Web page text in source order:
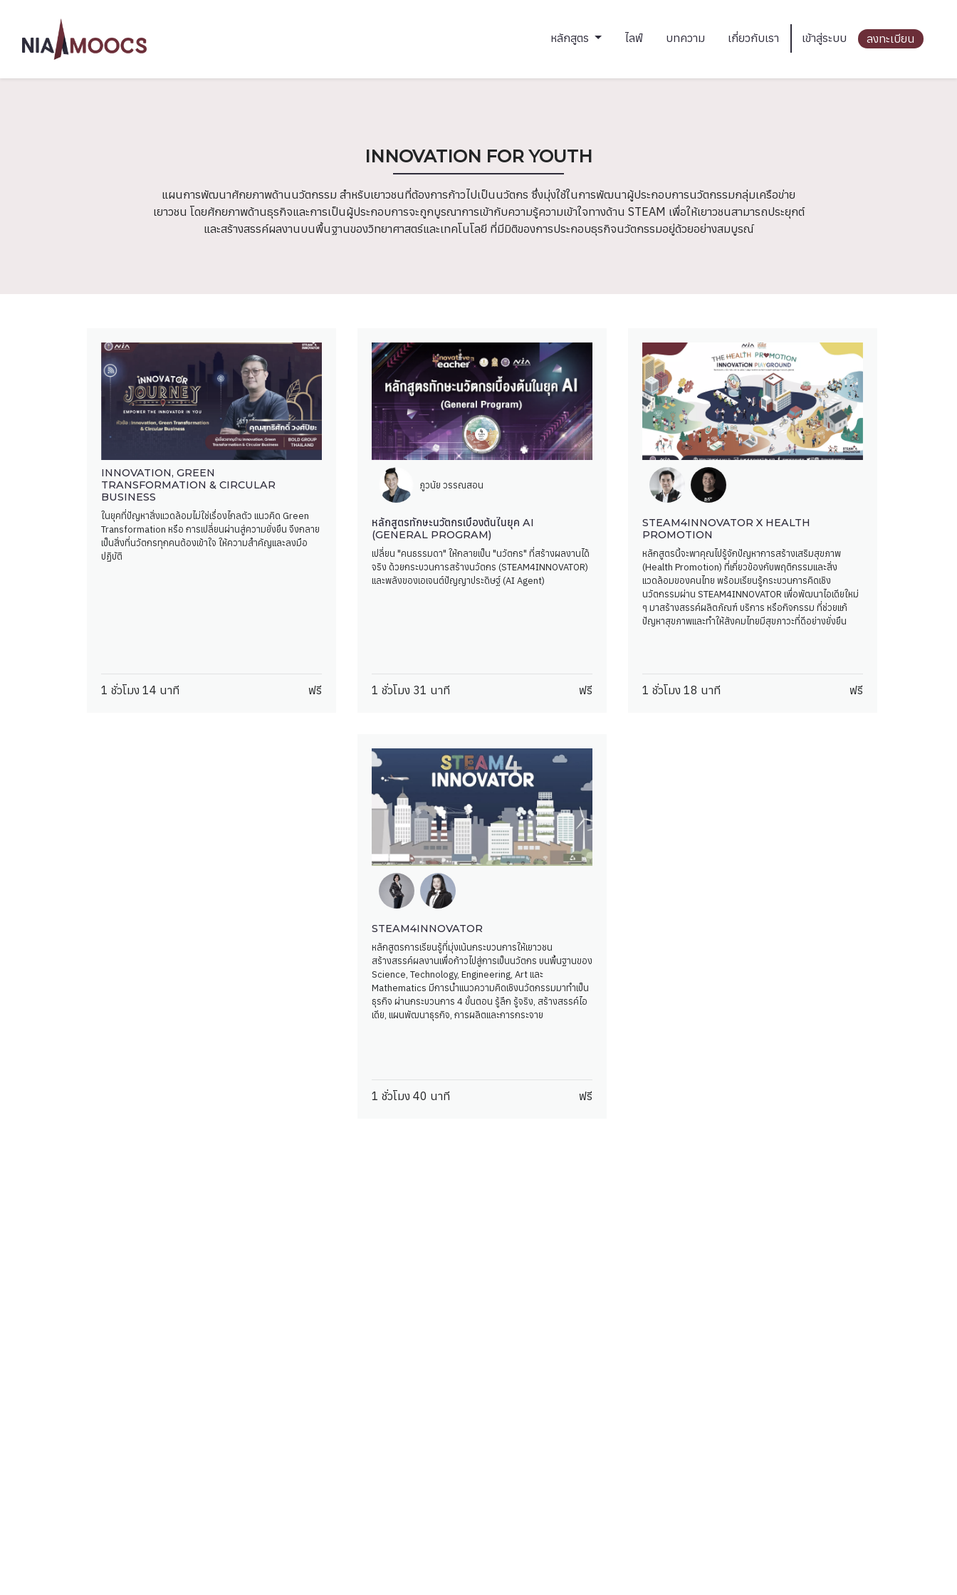
หลักสูตร ไลฟ์ บทความ เกี่ยวกับเรา เข้าสู่ระบบ ลงทะเบียน
INNOVATION FOR YOUTH
แผนการพัฒนาศักยภาพด้านนวัตกรรม สำหรับเยาวชนที่ต้องการก้าวไปเป็นนวัตกร ซึ่งมุ่งใช้ในการพัฒนาผู้ประกอบการนวัตกรรมกลุ่มเครือข่าย
เยาวชน โดยศักยภาพด้านธุรกิจและการเป็นผู้ประกอบการจะถูกบูรณาการเข้ากับความรู้ความเข้าใจทางด้าน STEAM เพื่อให้เยาวชนสามารถประยุกต์
และสร้างสรรค์ผลงานบนพื้นฐานของวิทยาศาสตร์และเทคโนโลยี ที่มีมิติของการประกอบธุรกิจนวัตกรรมอยู่ด้วยอย่างสมบูรณ์
INNOVATION, GREEN
TRANSFORMATION & CIRCULAR
BUSINESS
ในยุคที่ปัญหาสิ่งแวดล้อมไม่ใช่เรื่องไกลตัว แนวคิด Green
Transformation หรือ การเปลี่ยนผ่านสู่ความยั่งยืน จึงกลาย
เป็นสิ่งที่นวัตกรทุกคนต้องเข้าใจ ให้ความสำคัญและลงมือ
ปฏิบัติ
1 ชั่วโมง 14 นาที ฟรี
ภูวนัย วรรณสอน
หลักสูตรทักษะนวัตกรเบื้องต้นในยุค AI
(GENERAL PROGRAM)
เปลี่ยน "คนธรรมดา" ให้กลายเป็น "นวัตกร" ที่สร้างผลงานได้
จริง ด้วยกระบวนการสร้างนวัตกร (STEAM4INNOVATOR)
และพลังของเอเจนต์ปัญญาประดิษฐ์ (AI Agent)
1 ชั่วโมง 31 นาที ฟรี
STEAM4INNOVATOR X HEALTH
PROMOTION
หลักสูตรนี้จะพาคุณไปรู้จักปัญหาการสร้างเสริมสุขภาพ
(Health Promotion) ที่เกี่ยวข้องกับพฤติกรรมและสิ่ง
แวดล้อมของคนไทย พร้อมเรียนรู้กระบวนการคิดเชิง
นวัตกรรมผ่าน STEAM4INNOVATOR เพื่อพัฒนาไอเดียใหม่
ๆ มาสร้างสรรค์ผลิตภัณฑ์ บริการ หรือกิจกรรม ที่ช่วยแก้
ปัญหาสุขภาพและทำให้สังคมไทยมีสุขภาวะที่ดีอย่างยั่งยืน
1 ชั่วโมง 18 นาที ฟรี
STEAM4INNOVATOR
หลักสูตรการเรียนรู้ที่มุ่งเน้นกระบวนการให้เยาวชน
สร้างสรรค์ผลงานเพื่อก้าวไปสู่การเป็นนวัตกร บนพื้นฐานของ
Science, Technology, Engineering, Art และ
Mathematics มีการนำแนวความคิดเชิงนวัตกรรมมาทำเป็น
ธุรกิจ ผ่านกระบวนการ 4 ขั้นตอน รู้ลึก รู้จริง, สร้างสรรค์ไอ
เดีย, แผนพัฒนาธุรกิจ, การผลิตและการกระจาย
1 ชั่วโมง 40 นาที ฟรี